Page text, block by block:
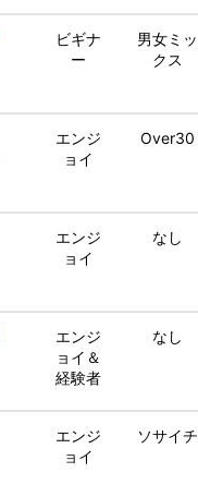
ビギナ
ー
男女ミッ
クス
エンジ
ョイ
Over30
エンジ
ョイ
なし
エンジ
ョイ＆
経験者
なし
エンジ
ョイ
ソサイチ